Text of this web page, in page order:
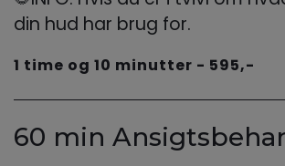
din hud har brug for.
1 time og 10 minutter - 595,-
60 min